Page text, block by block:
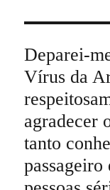
Deparei-
Vírus da
agradecer
tanto